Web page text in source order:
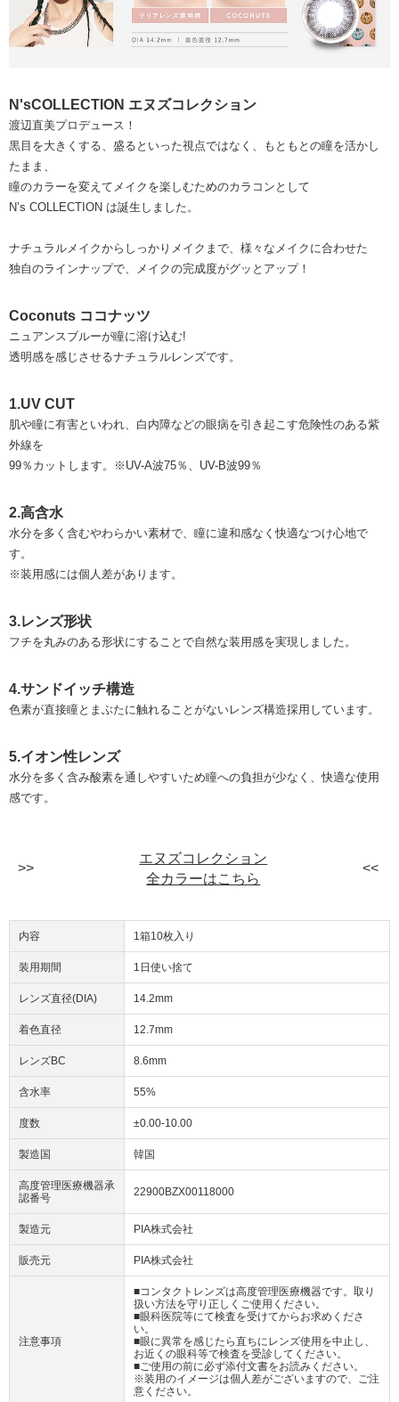
N'sCOLLECTION エヌズコレクション
渡辺直美プロデュース！
黒目を大きくする、盛るといった視点ではなく、もともとの瞳を活かし
たまま、
瞳のカラーを変えてメイクを楽しむためのカラコンとして
N’s COLLECTION は誕生しました。
ナチュラルメイクからしっかりメイクまで、様々なメイクに合わせた
独自のラインナップで、メイクの完成度がグッとアップ！
Coconuts ココナッツ
ニュアンスブルーが瞳に溶け込む!
透明感を感じさせるナチュラルレンズです。
1.UV CUT
肌や瞳に有害といわれ、白内障などの眼病を引き起こす危険性のある紫
外線を
99％カットします。※UV-A波75％、UV-B波99％
2.高含水
水分を多く含むやわらかい素材で、瞳に違和感なく快適なつけ心地で
す。
※装用感には個人差があります。
3.レンズ形状
フチを丸みのある形状にすることで自然な装用感を実現しました。
4.サンドイッチ構造
色素が直接瞳とまぶたに触れることがないレンズ構造採用しています。
5.イオン性レンズ
水分を多く含み酸素を通しやすいため瞳への負担が少なく、快適な使用
感です。
エヌズコレクション
全カラーはこちら
内容 1箱10枚入り
装用期間 1日使い捨て
レンズ直径(DIA) 14.2mm
着色直径 12.7mm
レンズBC 8.6mm
含水率 55%
度数 ±0.00-10.00
製造国 韓国
高度管理医療機器承
認番号
22900BZX00118000
製造元 PIA株式会社
販売元 PIA株式会社
注意事項
■コンタクトレンズは高度管理医療機器です。取り
扱い方法を守り正しくご使用ください。
■眼科医院等にて検査を受けてからお求めくださ
い。
■眼に異常を感じたら直ちにレンズ使用を中止し、
お近くの眼科等で検査を受診してください。
■ご使用の前に必ず添付文書をお読みください。
※装用のイメージは個人差がございますので、ご注
意ください。